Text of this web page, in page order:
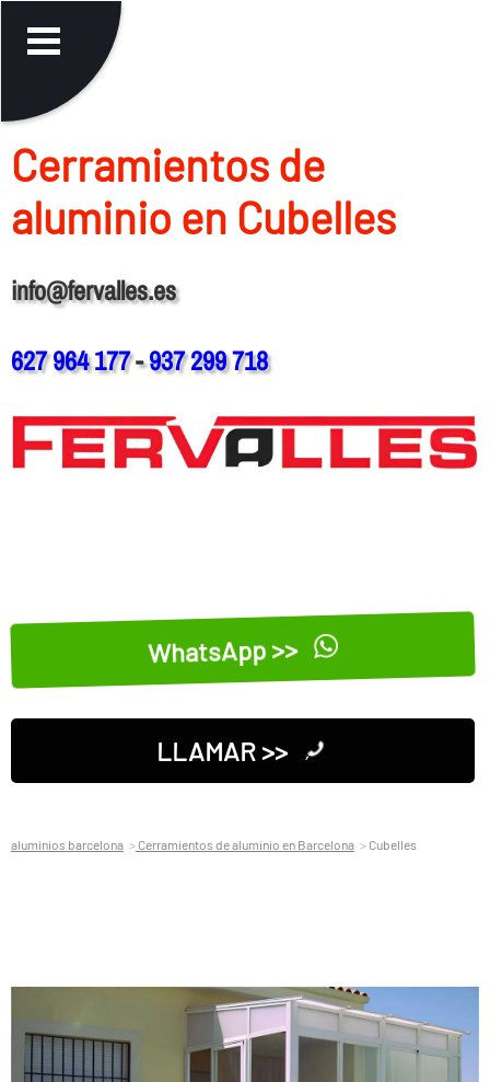
Cerramientos de
aluminio en Cubelles
info@fervalles.es
627 964 177-937 299 718
WhatsApp >>
LLAMAR >>
aluminios barcelona Cerramientos de aluminio en Barcelona Cubelles